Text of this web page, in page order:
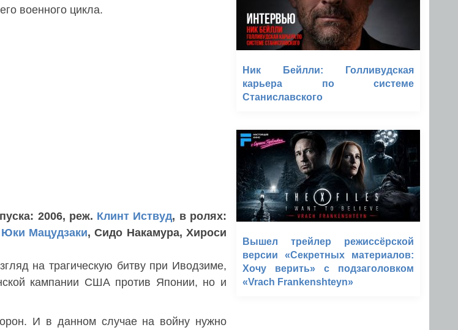
военного цикла.
2006, реж. Клинт Иствуд, в ролях:
Юки Мацудзаки, Сидо Накамура, Хироси
на трагическую битву при Иводзиме,
кампании США против Японии, но и
И в данном случае на войну нужно
Ник Бейлли: Голливудская
карьера по системе
Станиславского
Вышел трейлер режиссёрской
версии «Секретных материалов:
Хочу верить» с подзаголовком
«Vrach Frankenshteyn»